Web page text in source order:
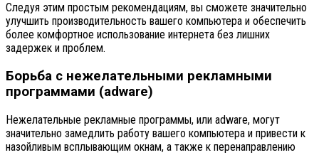
Следуя этим простым рекомендациям, вы сможете значительно
улучшить производительность вашего компьютера и обеспечить
более комфортное использование интернета без лишних
задержек и проблем.
Борьба с нежелательными рекламными
программами (adware)
Нежелательные рекламные программы, или adware, могут
значительно замедлить работу вашего компьютера и привести к
назойливым всплывающим окнам, а также к перенаправлению